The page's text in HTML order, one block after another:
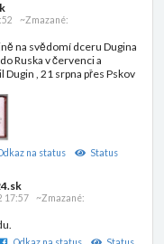
~Zmazané:
na svědomí dceru Dugina
Ruska v červenci a
, 21 srpna přes Pskov
na status
Status
17:57
~Zmazané: